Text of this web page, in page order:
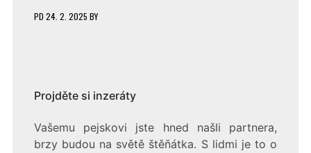
PD 24. 2. 2025 BY
Projděte si inzeráty
Vašemu pejskovi jste hned našli partnera,
brzy budou na světě štěňátka. S lidmi je to o